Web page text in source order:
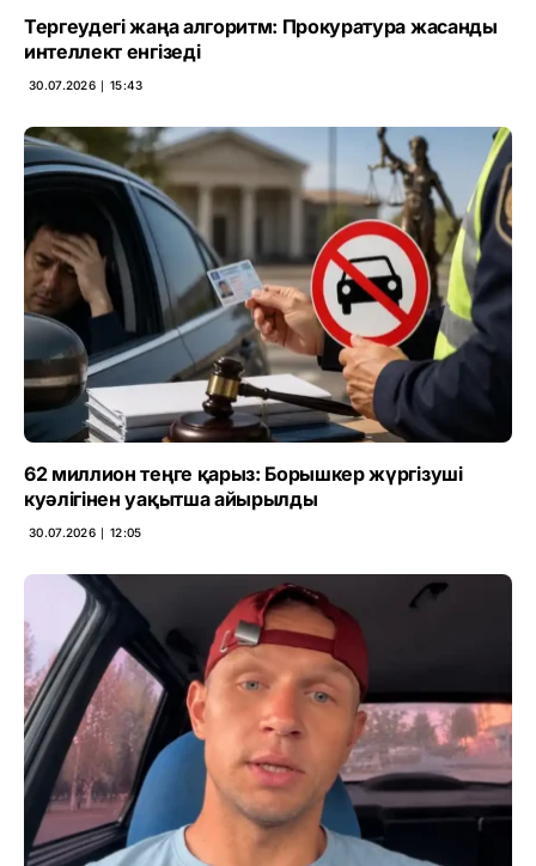
Тергеудегі жаңа алгоритм: Прокуратура жасанды
интеллект енгізеді
30.07.2026 ∣ 15:43
62 миллион теңге қарыз: Борышкер жүргізуші
куәлігінен уақытша айырылды
30.07.2026 ∣ 12:05